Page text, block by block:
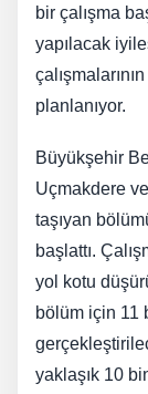
bir çalışma
yapılacak
planlanıyor.
Büyükşehir
Uçmakdere
taşıyan
başlattı.
yol kotu
bölüm için 11
yaklaşık 10